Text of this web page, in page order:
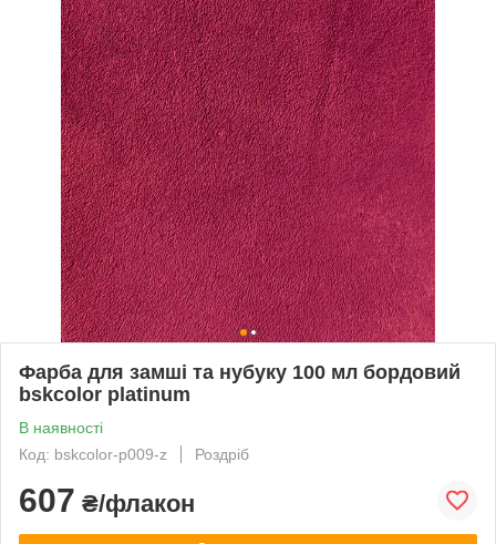
Фарба для замші та нубуку 100 мл бордовий
bskcolor platinum
В наявності
Код: bskcolor-p009-z
Роздріб
607 ₴/флакон